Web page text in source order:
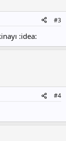
#3
:idea:
#4